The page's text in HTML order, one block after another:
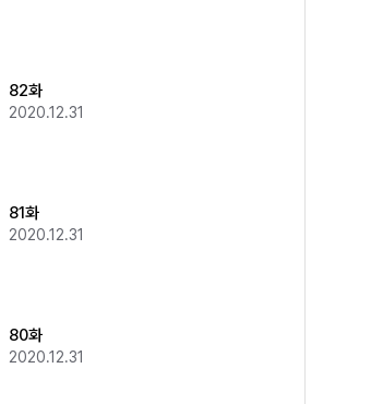
82화
2020.12.31
81화
2020.12.31
80화
2020.12.31